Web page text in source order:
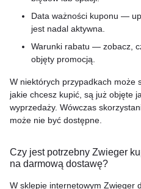
Data ważności kuponu —
jest nadal aktywna.
Warunki rabatu — zobacz,
objęty promocją.
W niektórych przypadkach może
jakie chcesz kupić, są już objęte
wyprzedaży. Wówczas
może nie być dostępne.
Czy jest potrzebny Zwieger
na darmową dostawę?
W sklepie internetowym Zwieger